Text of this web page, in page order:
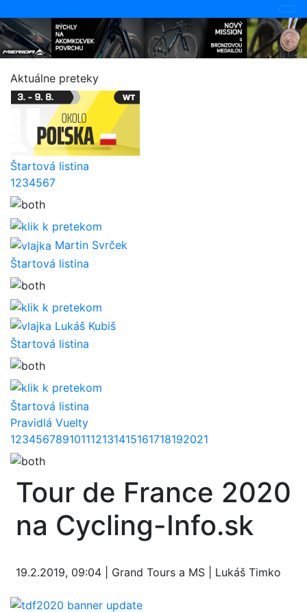
Aktuálne preteky
Štartová listina
1234567
Martin Svrček
Štartová listina
Lukáš Kubiš
Štartová listina
Štartová listina
Pravidlá Vuelty
123456789101112131415161718192021
Tour de France 2020
na Cycling-Info.sk
19.2.2019, 09:04 | Grand Tours a MS | Lukáš Timko